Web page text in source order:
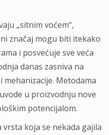
„sitnim voćem“,
značaj mogu biti itekako
i posvećuje sve veća
danas zasniva na
Metodama
u proizvodnju nove
potencijalom.
vrsta koja se nekada gajila